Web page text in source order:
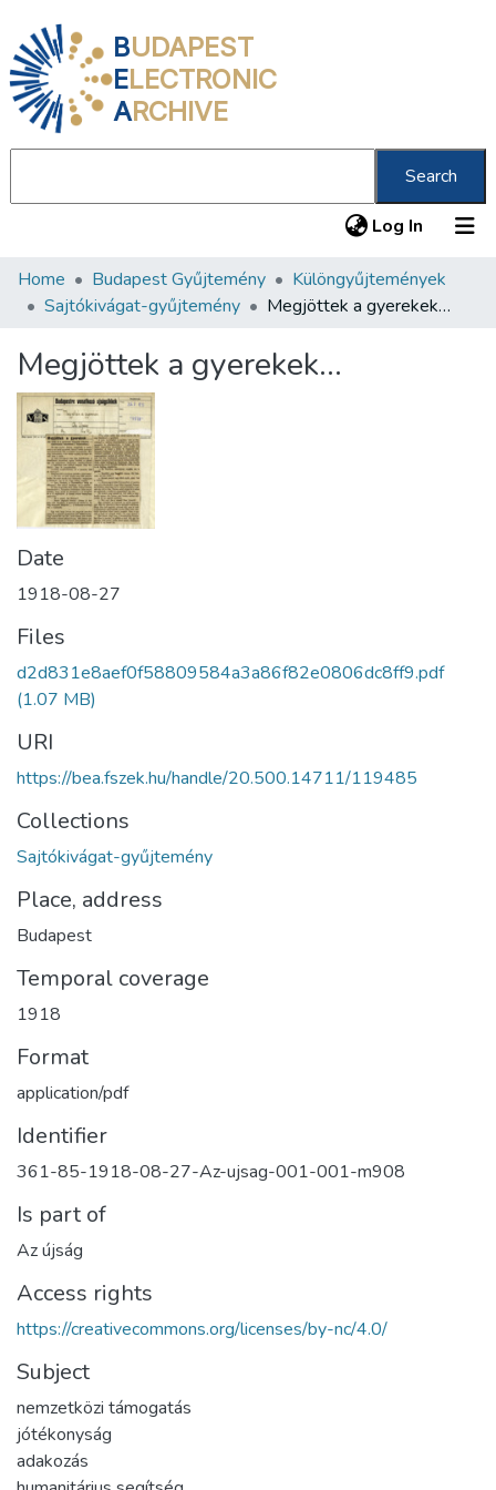
BUDAPEST
ELECTRONIC
ARCHIVE
Search
Log In (current)
Communities & Collections
Statistics
About us
Home Budapest Gyűjtemény
Különgyűjtemények
Sajtókivágat-gyűjtemény
Megjöttek a gyerekek…
Megjöttek a gyerekek…
Date
1918-08-27
Files
d2d831e8aef0f58809584a3a86f82e0806dc8ff9.pdf
(1.07 MB)
URI
https://bea.fszek.hu/handle/20.500.14711/119485
Collections
Sajtókivágat-gyűjtemény
Place, address
Budapest
Temporal coverage
1918
Format
application/pdf
Identifier
361-85-1918-08-27-Az-ujsag-001-001-m908
Is part of
Az újság
Access rights
https://creativecommons.org/licenses/by-nc/4.0/
Subject
nemzetközi támogatás
jótékonyság
adakozás